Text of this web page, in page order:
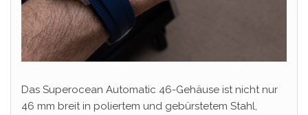
Das Superocean Automatic 46-Gehäuse ist nicht nur
46 mm breit in poliertem und gebürstetem Stahl,